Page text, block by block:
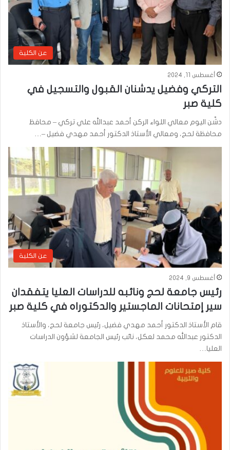
عن الكلية
أغسطس 11, 2024
التركي وفضيل يدشنان القبول والتسجيل في
كلية صبر
دشّن اليوم معالي اللواء الركن أحمد عبدالله علي تركي – محافظ
محافظة لحج، ومعالي الأستاذ الدكتور أحمد مهدي فضيل –…
عن الكلية
أغسطس 9, 2024
رئيس جامعة لحج ونائبه للدراسات العليا يتفقدان
سير إمتحانات الماجستير والدكتوراه في كلية صبر
قام الأستاذ الدكتور أحمد مهدي فضيل، رئيس جامعة لحج، والأستاذ
الدكتور عبدالله محمد لعكل، نائب رئيس الجامعة لشؤون الدراسات
العليا…